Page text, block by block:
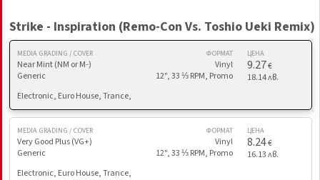
Strike - Inspiration (Remo-Con Vs. Toshio Ueki Remix)
MEDIA GRADING / COVER
Near Mint (NM or M-)
Generic
ФОРМАТ
Vinyl
12", 33 ⅓ RPM, Promo
ЦЕНА
9.27€
18.14 лв.
Electronic, Euro House, Trance,
MEDIA GRADING / COVER
Very Good Plus (VG+)
Generic
ФОРМАТ
Vinyl
12", 33 ⅓ RPM, Promo
ЦЕНА
8.24€
16.13 лв.
Electronic, Euro House, Trance,